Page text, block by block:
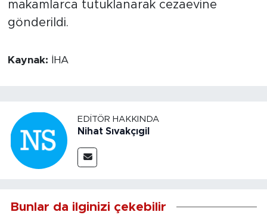
makamlarca tutuklanarak cezaevine
gönderildi.
Kaynak: İHA
EDITÖR HAKKINDA
Nihat Sıvakçıgil
Bunlar da ilginizi çekebilir